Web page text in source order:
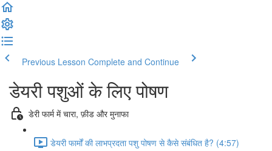
Previous Lesson Complete and Continue
डेयरी पशुओं के लिए पोषण
डेरी फार्म में चारा, फ़ीड और मुनाफा
डेयरी फार्मों की लाभप्रदता पशु पोषण से कैसे संबंधित है? (4:57)